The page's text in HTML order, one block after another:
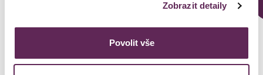
Zobrazit detaily
Povolit vše
Anatomisch